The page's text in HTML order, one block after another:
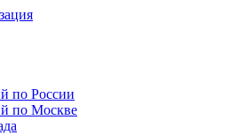
по России
по Москве